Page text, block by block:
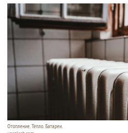
Отопление. Тепло. Батареи.